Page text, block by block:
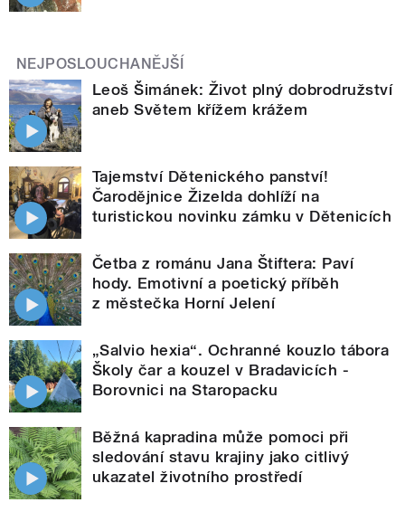
NEJPOSLOUCHANĚJŠÍ
Leoš Šimánek: Život plný dobrodružství
aneb Světem křížem krážem
Tajemství Dětenického panství!
Čarodějnice Žizelda dohlíží na
turistickou novinku zámku v Dětenicích
Četba z románu Jana Štiftera: Paví
hody. Emotivní a poetický příběh
z městečka Horní Jelení
„Salvio hexia“. Ochranné kouzlo tábora
Školy čar a kouzel v Bradavicích -
Borovnici na Staropacku
Běžná kapradina může pomoci při
sledování stavu krajiny jako citlivý
ukazatel životního prostředí